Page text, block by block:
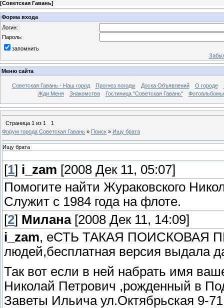
[Советская Гавань]
Форма входа
Логин:
Пароль:
запомнить
Меню сайта
Советская Гавань - Наш город Прогноз погоды Доска Объявлений О городе
Жди Меня
Знакомства Гостиница "Советская Гавань" Фотоальбомы
Страница 1 из 1
1
Форум города Советская Гавань » Поиск » Ищу брата
Ищу брата
[1] i_zam [2008 Дек 11, 05:07]
Помогите найти Жураковского
Служит с 1984 года на флоте.
[2] Милана[2008 Дек 11, 14:09]
i_zam, еСТЬ ТАКАЯ ПОИСКОВАЯ
людей,бесплатная версия выдала
Так вот если в ней набрать имя
Николай Петрович ,рожденный в
Заветы Ильича ул.Октябрьская 9-71